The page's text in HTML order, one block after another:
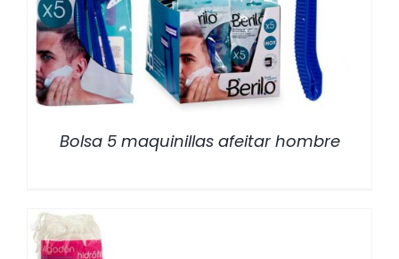
Bolsa 5 maquinillas afeitar hombre